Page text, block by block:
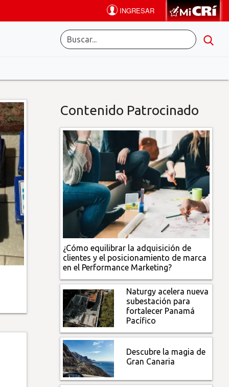
Contenido Patrocinado
¿Cómo equilibrar la adquisición de
clientes y el posicionamiento de marca
en el Performance Marketing?
Naturgy acelera nueva
subestación para
fortalecer Panamá
Pacífico
Descubre la magia de
Gran Canaria